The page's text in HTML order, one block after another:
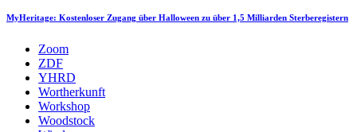
MyHeritage: Kostenloser Zugang über Halloween zu über 1,5 Milliarden Sterberegistern
Zoom
ZDF
YHRD
Wortherkunft
Workshop
Woodstock